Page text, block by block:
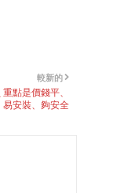
較新的
點是價錢平、
易安裝、夠安全